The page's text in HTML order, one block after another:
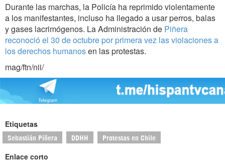
Durante las marchas, la Policía ha reprimido violentamente
a los manifestantes, incluso ha llegado a usar perros, balas
y gases lacrimógenos. La Administración de Piñera
reconoció el 30 de octubre por primera vez las violaciones a
los derechos humanosen las protestas.
mag/ftn/nii/
Etiquetas
Sebastián Piñera DDHH Protestas en Chile
Enlace corto